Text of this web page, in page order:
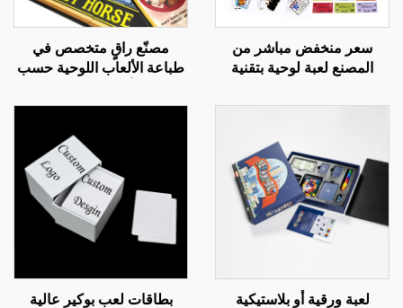
سعر منخفض مباشر من
المصنع لعبة لوحية بتقنية
جماعية ممتعة مونوبولي
مصنّع راقٍ متخصص في
طباعة الألعاب اللوحية حسب
نمط مونوبولي، طلبات
لعبة ورقية أو بلاستيكية
بطاقات لعب بوكير عالية